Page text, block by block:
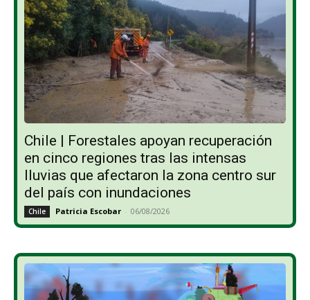
Chile | Forestales apoyan recuperación
en cinco regiones tras las intensas
lluvias que afectaron la zona centro sur
del país con inundaciones
Chile Patricia Escobar - 06/08/2026